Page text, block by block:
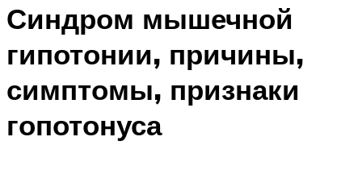
Синдром мышечной
гипотонии, причины,
симптомы, признаки
гопотонуса